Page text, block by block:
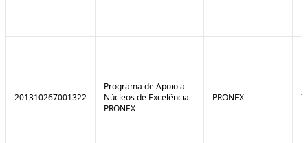
201310267001322
Programa de Apoio a
Núcleos de Excelência –
PRONEX
PRONEX